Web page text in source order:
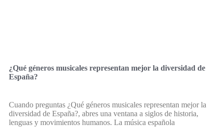
¿Qué géneros musicales representan mejor la diversidad de
España?
Cuando preguntas ¿Qué géneros musicales representan mejor la
diversidad de España?, abres una ventana a siglos de historia,
lenguas y movimientos humanos. La música española